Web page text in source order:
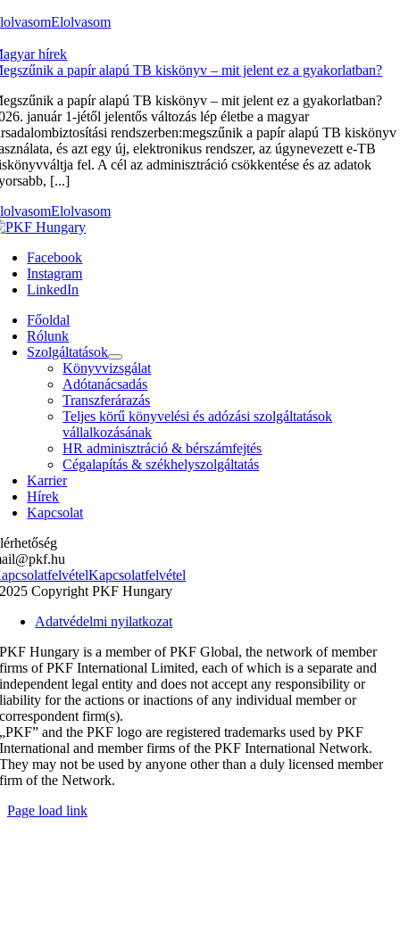
Elolvasom
hírek
a papír alapú TB kiskönyv – mit jelent ez a gyakorlatban?
a papír alapú TB kiskönyv – mit jelent ez a gyakorlatban?
január 1-jétől jelentős változás lép életbe a magyar
rendszerben:megszűnik a papír alapú TB kiskönyv
és azt egy új, elektronikus rendszer, az úgynevezett e-TB
fel. A cél az adminisztráció csökkentése és az adatok
[...]
Elolvasom
Facebook
Instagram
LinkedIn
Főoldal
Rólunk
Szolgáltatások
Könyvvizsgálat
Adótanácsadás
Transzferárazás
Teljes körű könyvelési és adózási szolgáltatások
vállalkozásának
HR adminisztráció & bérszámfejtés
Cégalapítás & székhelyszolgáltatás
Karrier
Hírek
Kapcsolat
Kapcsolatfelvétel
2025 Copyright PKF Hungary
Adatvédelmi nyilatkozat
PKF Hungary is a member of PKF Global, the network of member
firms of PKF International Limited, each of which is a separate and
independent legal entity and does not accept any responsibility or
liability for the actions or inactions of any individual member or
correspondent firm(s).
„PKF” and the PKF logo are registered trademarks used by PKF
International and member firms of the PKF International Network.
They may not be used by anyone other than a duly licensed member
firm of the Network.
Page load link